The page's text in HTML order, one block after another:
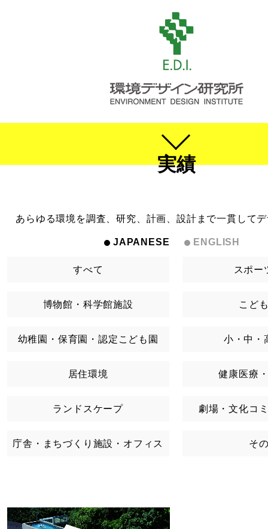
実績
あらゆる環境を調査、研究、計画、設計まで一貫して
JAPANESE ENGLISH
すべて スポー
博物館・科学館施設 こど
幼稚園・保育園・認定こども園 小・中・
居住環境 健康医療
ランドスケープ 劇場・文化コ
庁舎・まちづくり施設・オフィス そ